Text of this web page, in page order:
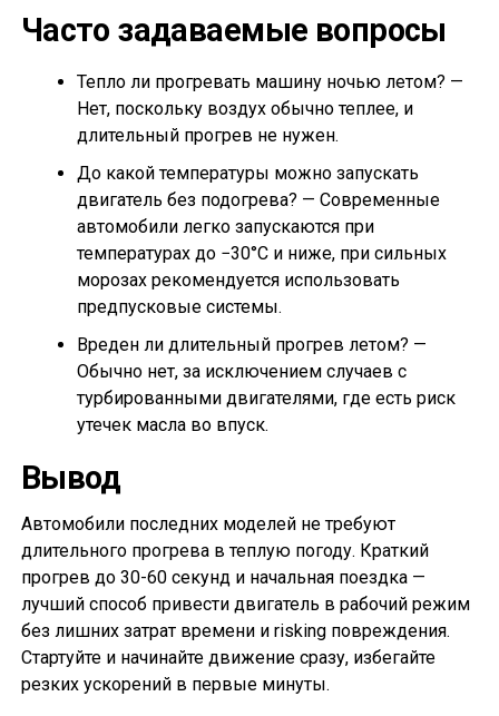
Часто задаваемые вопросы
Тепло ли прогревать машину ночью летом? —
Нет, поскольку воздух обычно теплее, и
длительный прогрев не нужен.
До какой температуры можно запускать
двигатель без подогрева? — Современные
автомобили легко запускаются при
температурах до −30°C и ниже, при сильных
морозах рекомендуется использовать
предпусковые системы.
Вреден ли длительный прогрев летом? —
Обычно нет, за исключением случаев с
турбированными двигателями, где есть риск
утечек масла во впуск.
Вывод
Автомобили последних моделей не требуют
длительного прогрева в теплую погоду. Краткий
прогрев до 30-60 секунд и начальная поездка —
лучший способ привести двигатель в рабочий режим
без лишних затрат времени и risking повреждения.
Стартуйте и начинайте движение сразу, избегайте
резких ускорений в первые минуты.